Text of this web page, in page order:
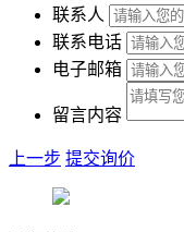
联系人
联系电话
电子邮箱
留言内容
上一步 提交询价